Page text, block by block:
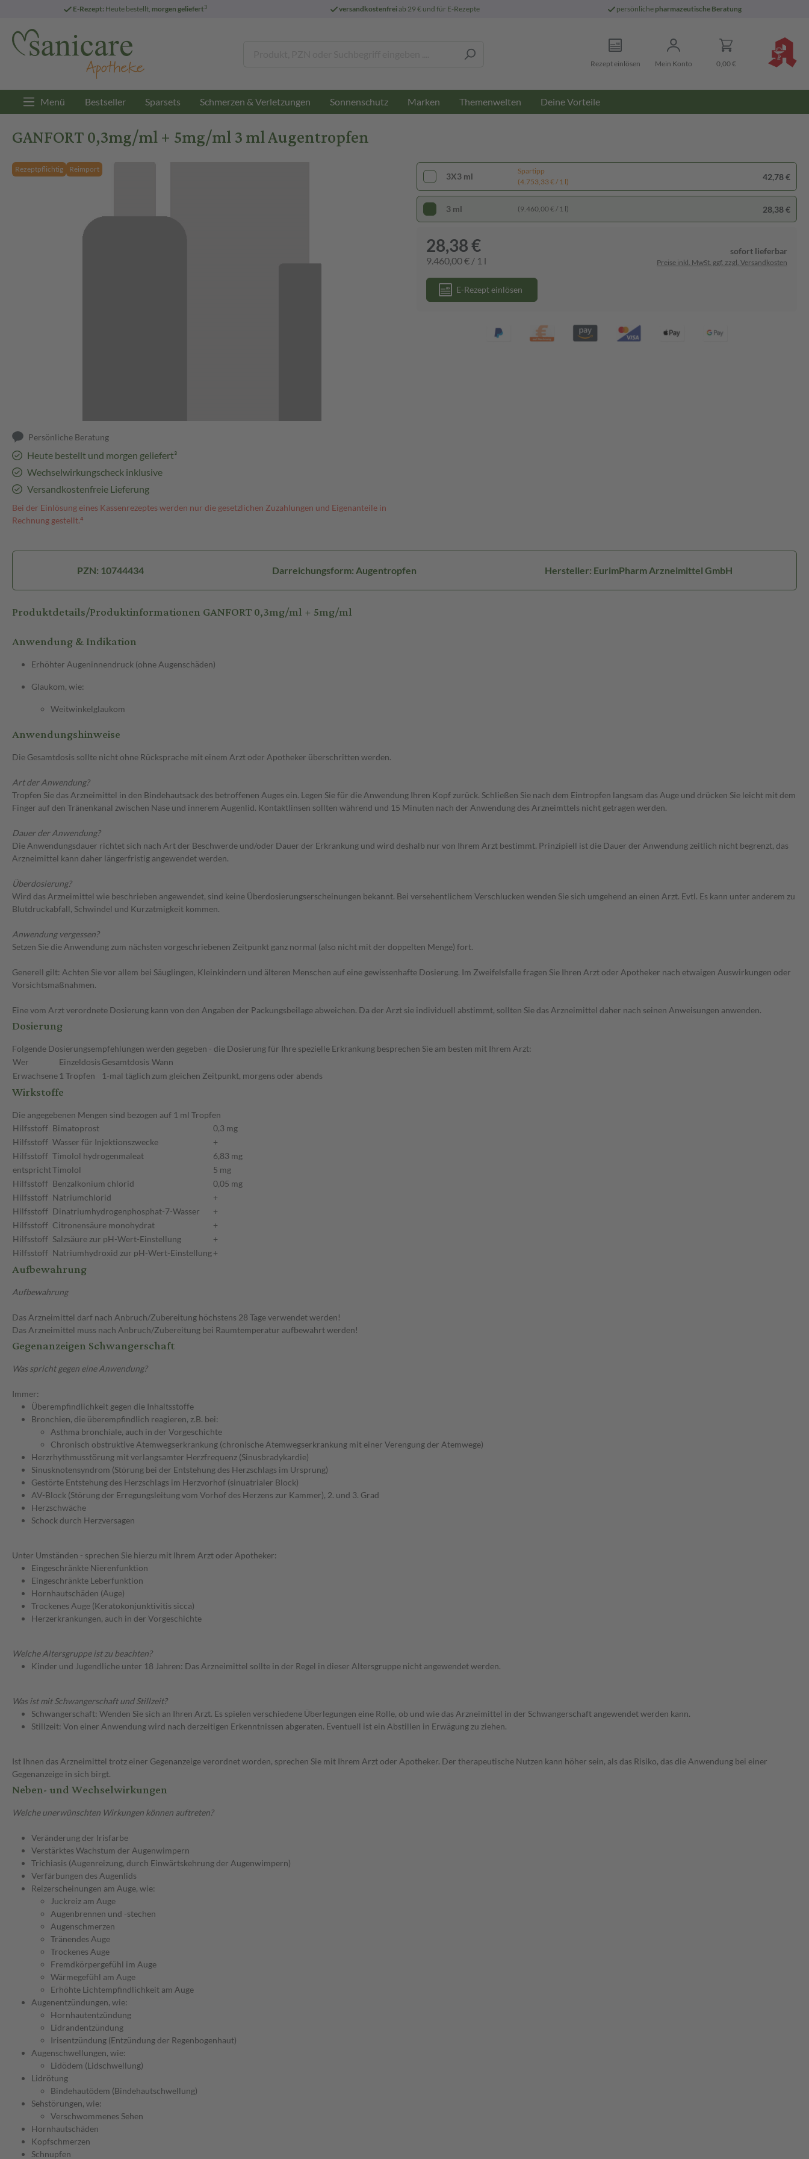
E-Rezept: Heute bestellt, morgen geliefert3 versandkostenfreiab 29 € und für E-Rezepte persönliche pharmazeutische Beratung
Rezept einlösen Mein Konto 0,00 €
Menü Bestseller Sparsets Schmerzen & Verletzungen Sonnenschutz Marken Themenwelten Deine Vorteile
GANFORT 0,3mg/ml + 5mg/ml 3 ml Augentropfen
Rezeptpflichtig Reimport
Persönliche Beratung
Heute bestellt und morgen geliefert³
Wechselwirkungscheck inklusive
Versandkostenfreie Lieferung
Bei der Einlösung eines Kassenrezeptes werden nur die gesetzlichen Zuzahlungen und Eigenanteile in
Rechnung gestellt.⁴
3X3 ml
Spartipp
(4.753,33 € / 1 l)
42,78 €
3 ml (9.460,00 € / 1 l) 28,38 €
28,38 €
9.460,00 € / 1 l
sofort lieferbar
Preise inkl. MwSt. ggf. zzgl. Versandkosten
E-Rezept einlösen
PZN: 10744434 Darreichungsform: Augentropfen Hersteller: EurimPharm Arzneimittel GmbH
Produktdetails/Produktinformationen GANFORT 0,3mg/ml + 5mg/ml
Anwendung & Indikation
Erhöhter Augeninnendruck (ohne Augenschäden)
Glaukom, wie:
Weitwinkelglaukom
Anwendungshinweise
Die Gesamtdosis sollte nicht ohne Rücksprache mit einem Arzt oder Apotheker überschritten werden.
Art der Anwendung?
Tropfen Sie das Arzneimittel in den Bindehautsack des betroffenen Auges ein. Legen Sie für die Anwendung Ihren Kopf zurück. Schließen Sie nach dem Eintropfen langsam das Auge und drücken Sie leicht mit dem
Finger auf den Tränenkanal zwischen Nase und innerem Augenlid. Kontaktlinsen sollten während und 15 Minuten nach der Anwendung des Arzneimttels nicht getragen werden.
Dauer der Anwendung?
Die Anwendungsdauer richtet sich nach Art der Beschwerde und/oder Dauer der Erkrankung und wird deshalb nur von Ihrem Arzt bestimmt. Prinzipiell ist die Dauer der Anwendung zeitlich nicht begrenzt, das
Arzneimittel kann daher längerfristig angewendet werden.
Überdosierung?
Wird das Arzneimittel wie beschrieben angewendet, sind keine Überdosierungserscheinungen bekannt. Bei versehentlichem Verschlucken wenden Sie sich umgehend an einen Arzt. Evtl. Es kann unter anderem zu
Blutdruckabfall, Schwindel und Kurzatmigkeit kommen.
Anwendung vergessen?
Setzen Sie die Anwendung zum nächsten vorgeschriebenen Zeitpunkt ganz normal (also nicht mit der doppelten Menge) fort.
Generell gilt: Achten Sie vor allem bei Säuglingen, Kleinkindern und älteren Menschen auf eine gewissenhafte Dosierung. Im Zweifelsfalle fragen Sie Ihren Arzt oder Apotheker nach etwaigen Auswirkungen oder
Vorsichtsmaßnahmen.
Eine vom Arzt verordnete Dosierung kann von den Angaben der Packungsbeilage abweichen. Da der Arzt sie individuell abstimmt, sollten Sie das Arzneimittel daher nach seinen Anweisungen anwenden.
Dosierung
Folgende Dosierungsempfehlungen werden gegeben - die Dosierung für Ihre spezielle Erkrankung besprechen Sie am besten mit Ihrem Arzt:
Wer
Einzeldosis Gesamtdosis Wann
Erwachsene 1 Tropfen 1-mal täglich zum gleichen Zeitpunkt, morgens oder abends
Wirkstoffe
Die angegebenen Mengen sind bezogen auf 1 ml Tropfen
Hilfsstoff Bimatoprost
0,3 mg
Hilfsstoff Wasser für Injektionszwecke
+
Hilfsstoff Timolol hydrogenmaleat
6,83 mg
entsprichtTimolol
5 mg
Hilfsstoff Benzalkonium chlorid
0,05 mg
Hilfsstoff Natriumchlorid
+
Hilfsstoff Dinatriumhydrogenphosphat-7-Wasser
+
Hilfsstoff Citronensäure monohydrat
+
Hilfsstoff Salzsäure zur pH-Wert-Einstellung
+
Hilfsstoff Natriumhydroxid zur pH-Wert-Einstellung+
Aufbewahrung
Aufbewahrung
Das Arzneimittel darf nach Anbruch/Zubereitung höchstens 28 Tage verwendet werden!
Das Arzneimittel muss nach Anbruch/Zubereitung bei Raumtemperatur aufbewahrt werden!
Gegenanzeigen Schwangerschaft
Was spricht gegen eine Anwendung?
Immer:
Überempfindlichkeit gegen die Inhaltsstoffe
Bronchien, die überempfindlich reagieren, z.B. bei:
Asthma bronchiale, auch in der Vorgeschichte
Chronisch obstruktive Atemwegserkrankung (chronische Atemwegserkrankung mit einer Verengung der Atemwege)
Herzrhythmusstörung mit verlangsamter Herzfrequenz (Sinusbradykardie)
Sinusknotensyndrom (Störung bei der Entstehung des Herzschlags im Ursprung)
Gestörte Entstehung des Herzschlags im Herzvorhof (sinuatrialer Block)
AV-Block (Störung der Erregungsleitung vom Vorhof des Herzens zur Kammer), 2. und 3. Grad
Herzschwäche
Schock durch Herzversagen
Unter Umständen - sprechen Sie hierzu mit Ihrem Arzt oder Apotheker:
Eingeschränkte Nierenfunktion
Eingeschränkte Leberfunktion
Hornhautschäden (Auge)
Trockenes Auge (Keratokonjunktivitis sicca)
Herzerkrankungen, auch in der Vorgeschichte
Welche Altersgruppe ist zu beachten?
Kinder und Jugendliche unter 18 Jahren: Das Arzneimittel sollte in der Regel in dieser Altersgruppe nicht angewendet werden.
Was ist mit Schwangerschaft und Stillzeit?
Schwangerschaft: Wenden Sie sich an Ihren Arzt. Es spielen verschiedene Überlegungen eine Rolle, ob und wie das Arzneimittel in der Schwangerschaft angewendet werden kann.
Stillzeit: Von einer Anwendung wird nach derzeitigen Erkenntnissen abgeraten. Eventuell ist ein Abstillen in Erwägung zu ziehen.
Ist Ihnen das Arzneimittel trotz einer Gegenanzeige verordnet worden, sprechen Sie mit Ihrem Arzt oder Apotheker. Der therapeutische Nutzen kann höher sein, als das Risiko, das die Anwendung bei einer
Gegenanzeige in sich birgt.
Neben- und Wechselwirkungen
Welche unerwünschten Wirkungen können auftreten?
Veränderung der Irisfarbe
Verstärktes Wachstum der Augenwimpern
Trichiasis (Augenreizung, durch Einwärtskehrung der Augenwimpern)
Verfärbungen des Augenlids
Reizerscheinungen am Auge, wie:
Juckreiz am Auge
Augenbrennen und -stechen
Augenschmerzen
Tränendes Auge
Trockenes Auge
Fremdkörpergefühl im Auge
Wärmegefühl am Auge
Erhöhte Lichtempfindlichkeit am Auge
Augenentzündungen, wie:
Hornhautentzündung
Lidrandentzündung
Irisentzündung (Entzündung der Regenbogenhaut)
Augenschwellungen, wie:
Lidödem (Lidschwellung)
Lidrötung
Bindehautödem (Bindehautschwellung)
Sehstörungen, wie:
Verschwommenes Sehen
Hornhautschäden
Kopfschmerzen
Schnupfen